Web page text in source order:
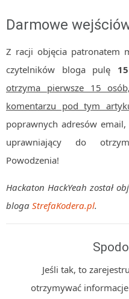
Darmowe
Z racji objęcia patronatem
czytelników bloga pulę
otrzyma pierwsze 15
komentarzu pod tym
poprawnych adresów email,
uprawniający do
Powodzenia!
Hackaton HackYeah został
bloga StrefaKodera.pl.
Jeśli tak, to
otrzymywać informacje